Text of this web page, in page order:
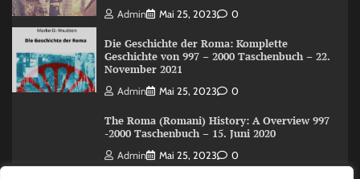
Admin Mai 25, 2023 0
Die Geschichte der Roma: Komplette
Geschichte von 997 – 2000 Taschenbuch – 22.
November 2021
Admin Mai 25, 2023 0
The Roma (Romani) History: A Overview 997
-2000 Taschenbuch – 15. Juni 2020
Admin Mai 25, 2023 0